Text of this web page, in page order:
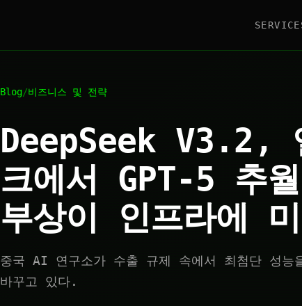
Blog/비즈니스 및 전략
DeepSeek V3.2,
크에서 GPT-5 추
부상이 인프라에
중국 AI 연구소가 수출 규제 속에서 최첨단 성능
바꾸고 있다.